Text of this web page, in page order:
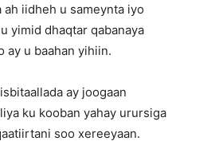
ah iidheh u sameynta iyo
yimid dhaqtar qabanaya
ay u baahan yihiin.
ay joogaan
ku kooban yahay urursiga
soo xereeyaan.